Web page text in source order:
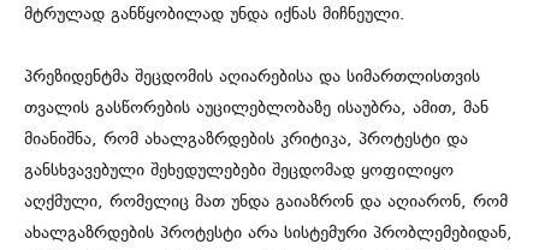
მტრულად განწყობილად უნდა იქნას მიჩნეული.
პრეზიდენტმა შეცდომის აღიარებისა და სიმართლისთვის
თვალის გასწორების აუცილებლობაზე ისაუბრა, ამით, მან
მიანიშნა, რომ ახალგაზრდების კრიტიკა, პროტესტი და
განსხვავებული შეხედულებები შეცდომად ყოფილიყო
აღქმული, რომელიც მათ უნდა გაიაზრონ და აღიარონ, რომ
ახალგაზრდების პროტესტი არა სისტემური პრობლემებიდან,